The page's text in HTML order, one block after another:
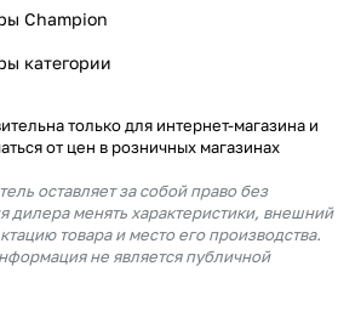
Champion
категории
только для интернет-магазина и
от цен в розничных магазинах
оставляет за собой право без
дилера менять характеристики, внешний
товара и место его производства.
не является публичной